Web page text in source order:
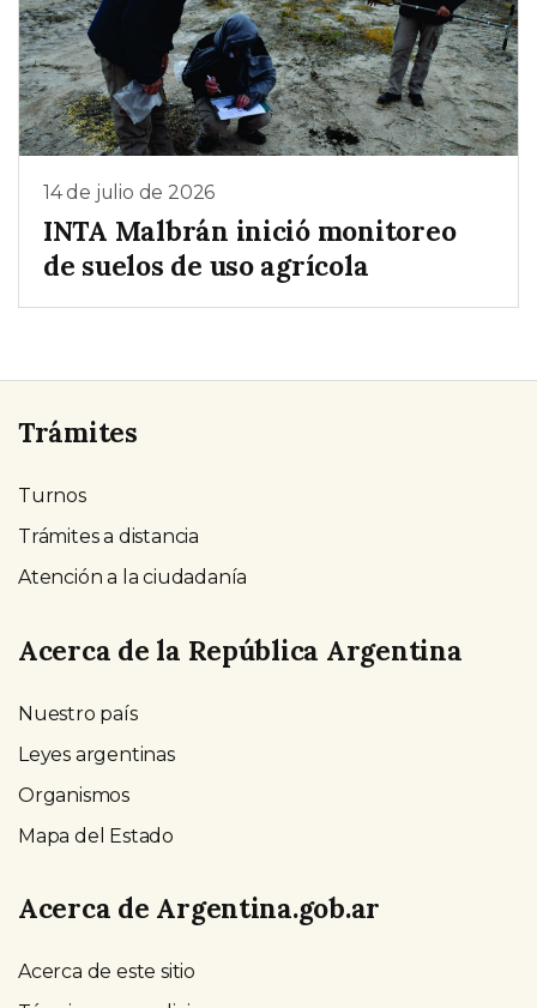
14 de julio de 2026
INTA Malbrán inició monitoreo
de suelos de uso agrícola
Trámites
Turnos
Trámites a distancia
Atención a la ciudadanía
Acerca de la República Argentina
Nuestro país
Leyes argentinas
Organismos
Mapa del Estado
Acerca de Argentina.gob.ar
Acerca de este sitio